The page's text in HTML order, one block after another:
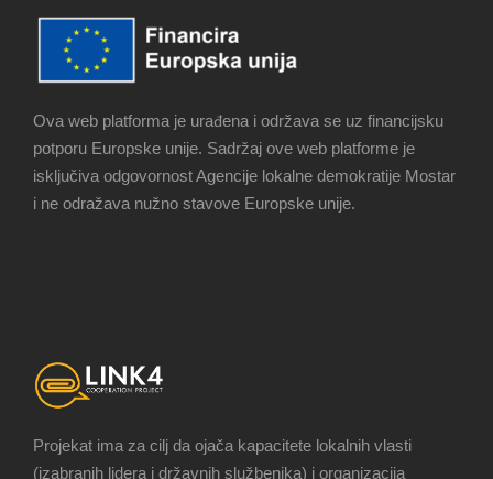
Ova web platforma je urađena i održava se uz financijsku
potporu Europske unije. Sadržaj ove web platforme je
isključiva odgovornost Agencije lokalne demokratije Mostar
i ne odražava nužno stavove Europske unije.
Projekat ima za cilj da ojača kapacitete lokalnih vlasti
(izabranih lidera i državnih službenika) i organizacija